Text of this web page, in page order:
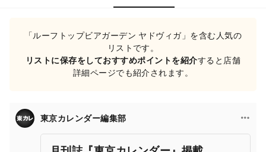
「ルーフトップビアガーデン ヤドヴィガ」を含む人気の
リストです。
リストに保存をしておすすめポイントを紹介すると店舗
詳細ページでも紹介されます。
東京カレンダー編集部